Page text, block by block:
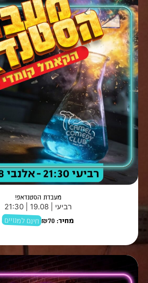
מעבדת הסטנדאפ!
רביעי | 19.08 | 21:30
מחיר: ₪70 חינם למנויים